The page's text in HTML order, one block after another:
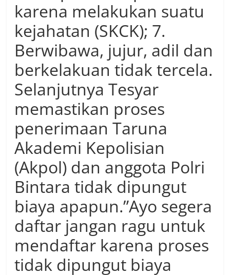
karena melakukan suatu
kejahatan (SKCK); 7.
Berwibawa, jujur, adil dan
berkelakuan tidak tercela.
Selanjutnya Tesyar
memastikan proses
penerimaan Taruna
Akademi Kepolisian
(Akpol) dan anggota Polri
Bintara tidak dipungut
biaya apapun.”Ayo segera
daftar jangan ragu untuk
mendaftar karena proses
tidak dipungut biaya